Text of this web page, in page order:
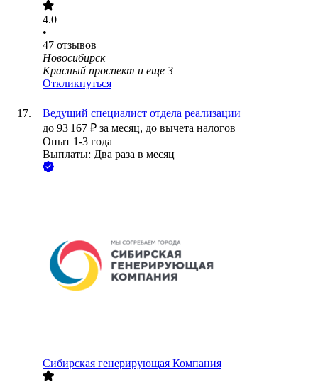
4.0
•
47 отзывов
Новосибирск
Красный проспект и еще 3
Откликнуться
Ведущий специалист отдела реализации
до 93 167 ₽ за месяц, до вычета налогов
Опыт 1-3 года
Выплаты: Два раза в месяц
Сибирская генерирующая Компания